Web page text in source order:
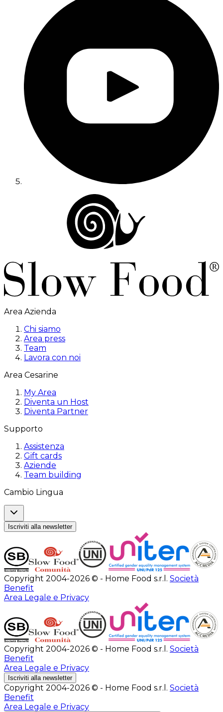
Area Azienda
Chi siamo
Area press
Team
Lavora con noi
Area Cesarine
My Area
Diventa un Host
Diventa Partner
Supporto
Assistenza
Gift cards
Aziende
Team building
Cambio Lingua
Iscriviti alla newsletter
Copyright 2004-2026 © - Home Food s.r.l. Società
Benefit
Area Legale e Privacy
Copyright 2004-2026 © - Home Food s.r.l. Società
Benefit
Area Legale e Privacy
Iscriviti alla newsletter
Copyright 2004-2026 © - Home Food s.r.l. Società
Benefit
Area Legale e Privacy